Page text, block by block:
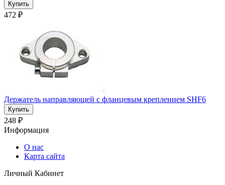
472 ₽
Держатель направляющей с фланцевым креплением SHF6
248 ₽
Информация
О нас
Карта сайта
Личный Кабинет